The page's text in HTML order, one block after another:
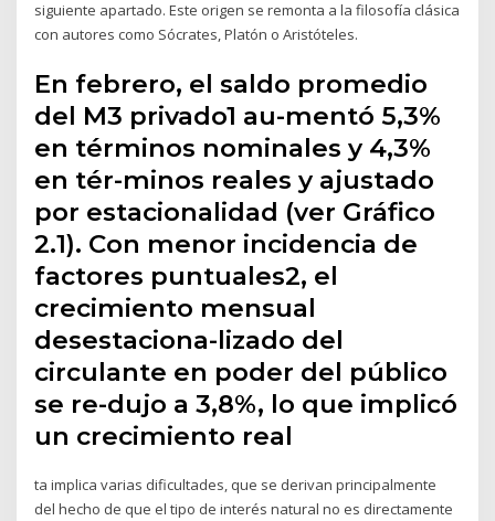
siguiente apartado. Este origen se remonta a la filosofía clásica
con autores como Sócrates, Platón o Aristóteles.
En febrero, el saldo promedio
del M3 privado1 au-mentó 5,3%
en términos nominales y 4,3%
en tér-minos reales y ajustado
por estacionalidad (ver Gráfico
2.1). Con menor incidencia de
factores puntuales2, el
crecimiento mensual
desestaciona-lizado del
circulante en poder del público
se re-dujo a 3,8%, lo que implicó
un crecimiento real
ta implica varias dificultades, que se derivan principalmente
del hecho de que el tipo de interés natural no es directamente